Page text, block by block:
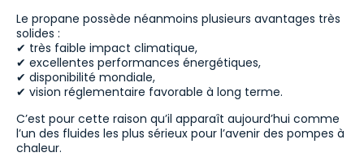
Le propane possède néanmoins plusieurs avantages très
solides :
✔ très faible impact climatique,
✔ excellentes performances énergétiques,
✔ disponibilité mondiale,
✔ vision réglementaire favorable à long terme.
C’est pour cette raison qu’il apparaît aujourd’hui comme
l’un des fluides les plus sérieux pour l’avenir des pompes à
chaleur.